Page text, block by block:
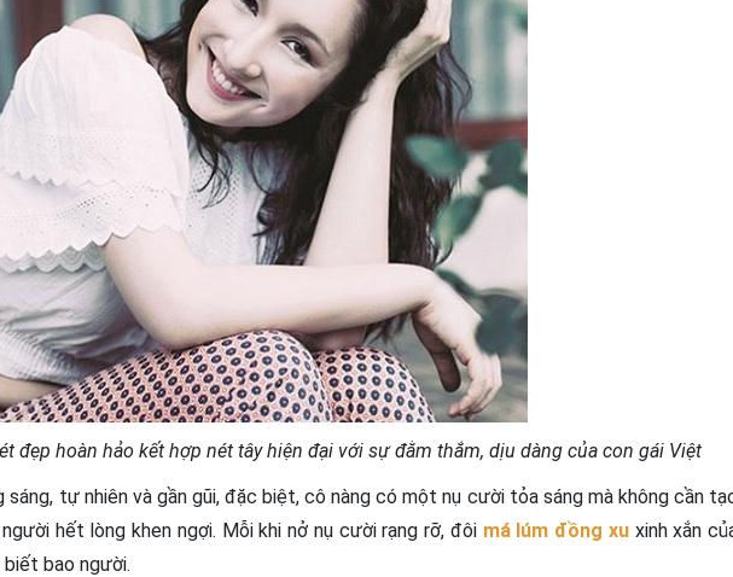
đẹp hoàn hảo kết hợp nét tây hiện đại với sự đằm thắm, dịu dàng của con gái Việt
sáng, tự nhiên và gần gũi, đặc biệt, cô nàng có một nụ cười tỏa sáng mà không cần
hết lòng khen ngợi. Mỗi khi nở nụ cười rạng rỡ, đôi má lúm đồng xuxinh xắn
bao người.